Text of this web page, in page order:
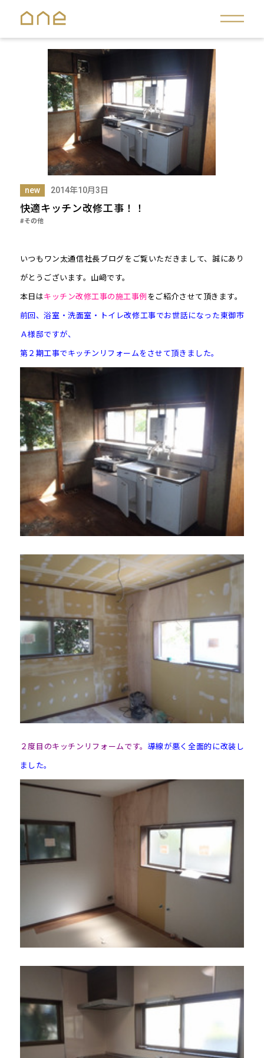
new 2014年10月3日
快適キッチン改修工事！！
#その他
いつもワン太通信社長ブログをご覧いただきまして、誠にあり
がとうございます。山﨑です。
本日はキッチン改修工事の施工事例 をご紹介させて頂きます。
前回、浴室・洗面室・トイレ改修工事でお世話になった東御市
Ａ様邸ですが、
第２期工事でキッチンリフォームをさせて頂きました。
２度目のキッチンリフォームです。 導線が悪く全面的に改装し
ました。